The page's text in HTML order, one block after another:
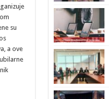
su
a ove